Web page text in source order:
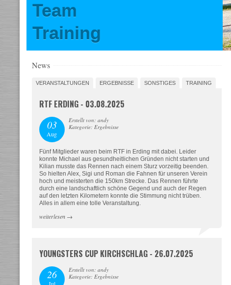
Team
Training
News
VERANSTALTUNGEN ERGEBNISSE SONSTIGES TRAINING
RTF ERDING - 03.08.2025
03
Aug
Erstellt von: andy
Kategorie: Ergebnisse
Fünf Mitglieder waren beim RTF in Erding mit dabei. Leider
konnte Michael aus gesundheitlichen Gründen nicht starten und
Kilian musste das Rennen nach einem Sturz vorzeitig beenden.
So hielten Alex, Sigi und Roman die Fahnen für unseren Verein
hoch und meisterten die 150km Strecke. Das Rennen führte
durch eine landschaftlich schöne Gegend und auch der Regen
auf den letzten Kilometern konnte die Stimmung nicht trüben.
Alles in allem eine tolle Veranstaltung.
weiterlesen→
YOUNGSTERS CUP KIRCHSCHLAG - 26.07.2025
26
Erstellt von: andy
Kategorie: Ergebnisse